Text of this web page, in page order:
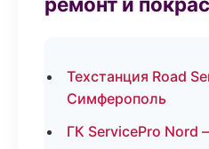
Техстанция Road
Симферополь
ГК ServicePro Nord